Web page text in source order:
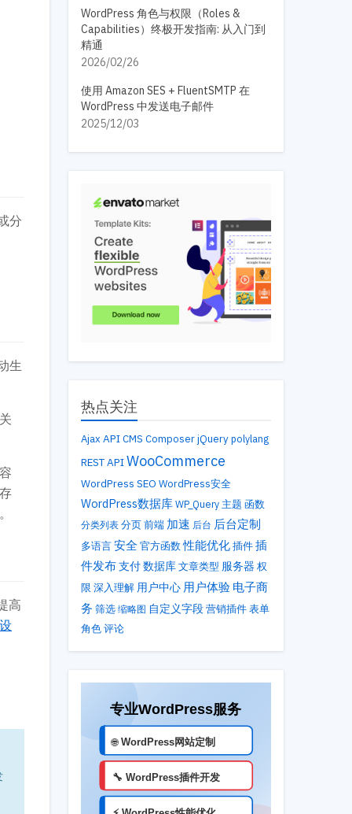
分
生
高
WordPress 角色与权限（Roles &
Capabilities）终极开发指南: 从入门到
精通
2026/02/26
使用 Amazon SES + FluentSMTP 在
WordPress 中发送电子邮件
2025/12/03
热点关注
Ajax API CMS Composer jQuery polylang
REST APIWooCommerce
WordPress SEO WordPress安全
WordPress数据库 WP_Query 主题 函数
分类列表 分页 前端 加速 后台 后台定制
多语言 安全 官方函数性能优化 插件 插
件发布支付数据库 文章类型 服务器 权
限 深入理解 用户中心 用户体验 电子商
务 筛选 缩略图 自定义字段 营销插件 表单
角色 评论